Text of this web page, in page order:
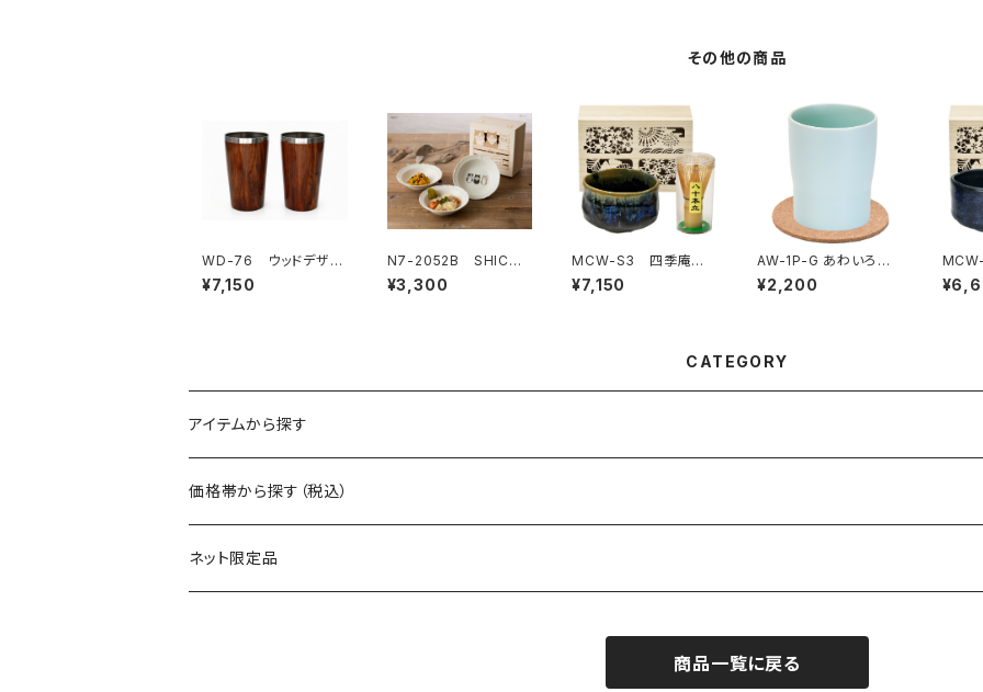
その他の商品
WD-76 ウッドデザイ
ン 真空2層タンブラー
ペア
¥7,150
N7-2052B SHICHI
TA 猫 小鉢揃 木箱
入
¥3,300
MCW-S3 四季庵
抹茶碗セット木箱入
青黒
¥7,150
AW-1P-G あわいろ
カップ 白緑色
¥2,200
ト木
CATEGORY
アイテムから探す
マグ
保冷缶ホルダー
価格帯から探す（税込）
～550円
ネット限定品
商品一覧に戻る